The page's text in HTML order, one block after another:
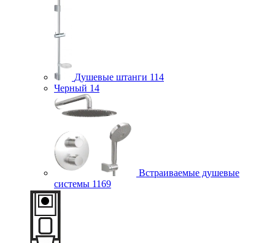
Душевые штанги 114
Черный 14
Встраиваемые душевые
системы 1169